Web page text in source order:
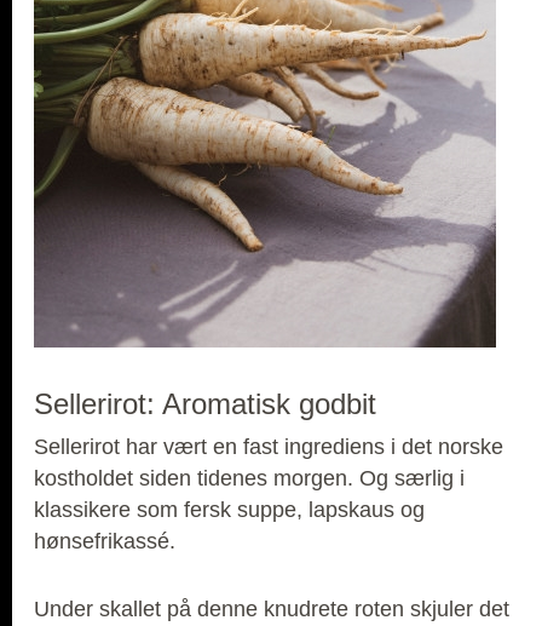
Sellerirot: Aromatisk godbit
Sellerirot har vært en fast ingrediens i det norske
kostholdet siden tidenes morgen. Og særlig i
klassikere som fersk suppe, lapskaus og
hønsefrikassé.
Under skallet på denne knudrete roten skjuler det